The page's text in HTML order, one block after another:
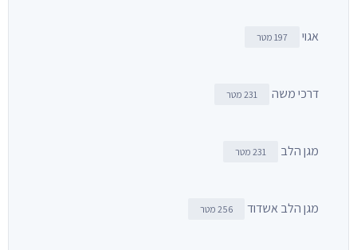
אגוי 197 מטר
דרכי משה 231 מטר
מגן הלב 231 מטר
מגן הלב אשדוד 256 מטר